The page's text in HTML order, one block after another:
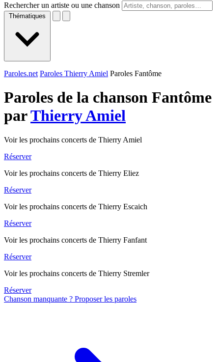
Rechercher un artiste ou une chanson
Thématiques
Paroles.net Paroles Thierry Amiel Paroles Fantôme
Paroles de la chanson Fantôme
parThierry Amiel
Voir les prochains concerts de Thierry Amiel
Réserver
Voir les prochains concerts de Thierry Eliez
Réserver
Voir les prochains concerts de Thierry Escaich
Réserver
Voir les prochains concerts de Thierry Fanfant
Réserver
Voir les prochains concerts de Thierry Stremler
Réserver
Chanson manquante ? Proposer les paroles